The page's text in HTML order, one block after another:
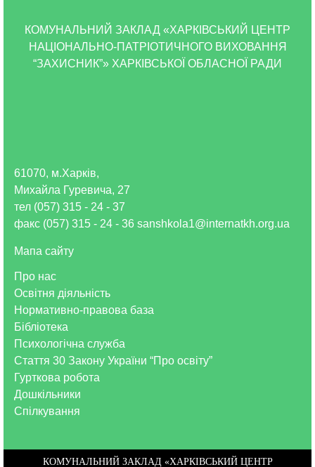
КОМУНАЛЬНИЙ ЗАКЛАД «ХАРКІВСЬКИЙ ЦЕНТР
НАЦІОНАЛЬНО-ПАТРІОТИЧНОГО ВИХОВАННЯ
“ЗАХИСНИК”» ХАРКІВСЬКОЇ ОБЛАСНОЇ РАДИ
Про нас
Освітня діяльність
Нормативно-правова база
Бібліотека
Психологічна служба
Стаття 30 Закону України “Про освіту”
Гурткова робота
Дошкільники
Спілкування
61070, м.Харків,
Михайла Гуревича, 27
тел (057) 315 - 24 - 37
факс (057) 315 - 24 - 36 sanshkola1@internatkh.org.ua
Мапа сайту
КОМУНАЛЬНИЙ ЗАКЛАД «ХАРКІВСЬКИЙ ЦЕНТР